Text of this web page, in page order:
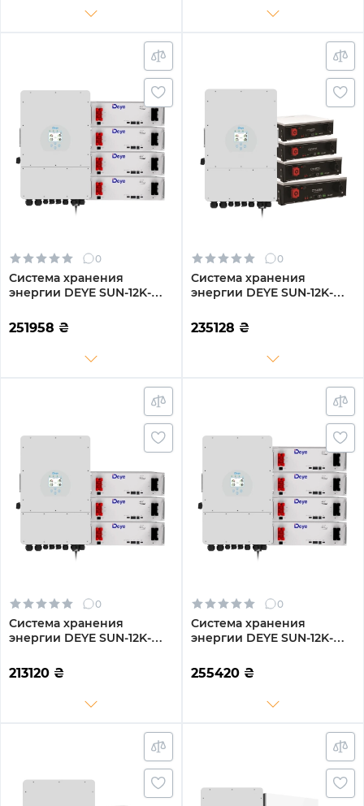
0
Система хранения
энергии DEYE SUN-12K-
4DE20.48K-LFP 12000W
20.48kh 4BAT LiFePO4
251958 ₴
0
Система хранения
энергии DEYE SUN-12K-
4DY20.48K-LFP-W 12000W
20.48kh 4BAT LiFePO4
235128 ₴
0
Система хранения
энергии DEYE SUN-12K-
12000W 15.36kh 3BAT
LiFePO4 6000 циклов
213120 ₴
0
Система хранения
энергии DEYE SUN-12K-
LFP 12000W 20.48kh 4BAT
LiFePO4 6000 циклов
255420 ₴